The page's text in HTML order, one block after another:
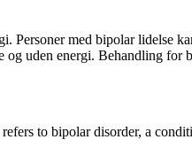
Personer med bipolar lidelse
og uden energi. Behandling for
to bipolar disorder, a